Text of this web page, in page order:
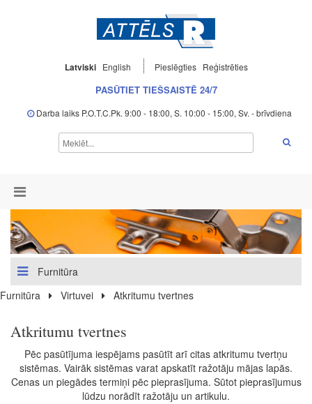
Latviski English Pieslēgties Reģistrēties
PASŪTIET TIEŠSAISTĒ 24/7
Darba laiks P.O.T.C.Pk. 9:00 - 18:00, S. 10:00 - 15:00, Sv. - brīvdiena
Furnitūra
Furnitūra
Virtuvei Atkritumu tvertnes
Atkritumu tvertnes
Pēc pasūtījuma iespējams pasūtīt arī citas atkritumu tvertņu
sistēmas. Vairāk sistēmas varat apskatīt ražotāju mājas lapās.
Cenas un piegādes termiņi pēc pieprasījuma. Sūtot pieprasījumus
lūdzu norādīt ražotāju un artikulu.